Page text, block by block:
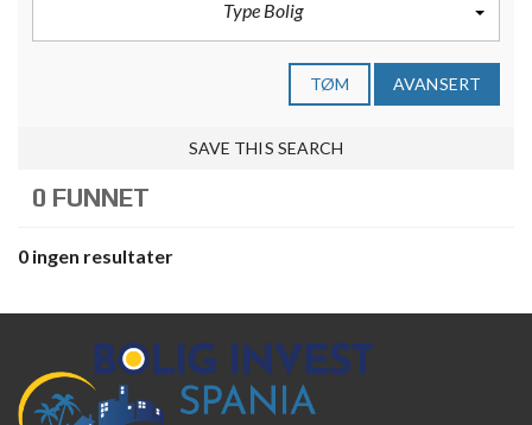
Type Bolig
TØM AVANSERT
SAVE THIS SEARCH
0 FUNNET
0 ingen resultater